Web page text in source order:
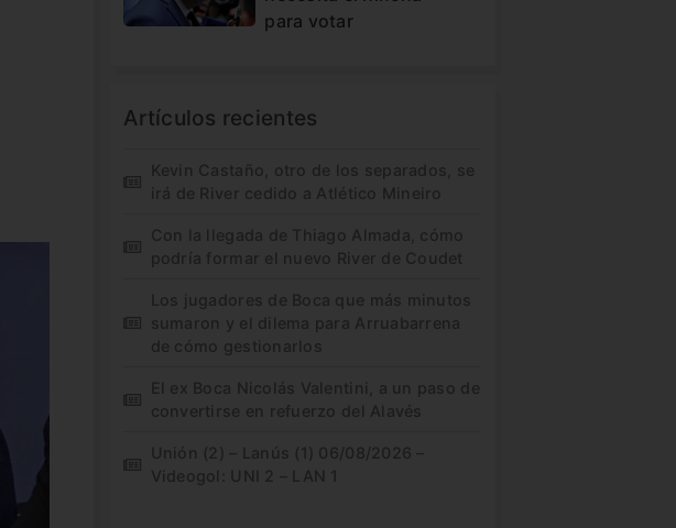
para votar
Artículos recientes
Kevin Castaño, otro de los separados, se
irá de River cedido a Atlético Mineiro
Con la llegada de Thiago Almada, cómo
podría formar el nuevo River de Coudet
Los jugadores de Boca que más minutos
sumaron y el dilema para Arruabarrena
de cómo gestionarlos
El ex Boca Nicolás Valentini, a un paso de
convertirse en refuerzo del Alavés
Unión (2) – Lanús (1) 06/08/2026 –
Videogol: UNI 2 – LAN 1